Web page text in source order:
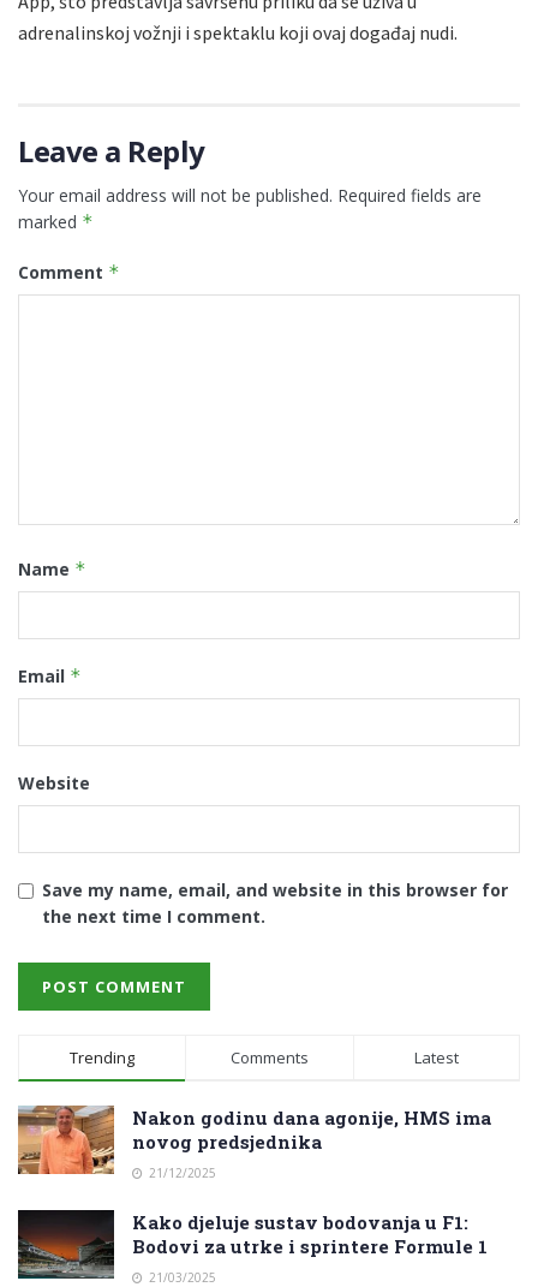
adrenalinskoj vožnji i spektaklu koji ovaj događaj nudi.
Leave a Reply
Your email address will not be published. Required fields are
marked *
Comment *
Name *
Email *
Website
Save my name, email, and website in this browser for
the next time I comment.
Trending Comments Latest
Nakon godinu dana agonije, HMS ima
novog predsjednika
21/12/2025
Kako djeluje sustav bodovanja u F1:
Bodovi za utrke i sprintere Formule 1
21/03/2025